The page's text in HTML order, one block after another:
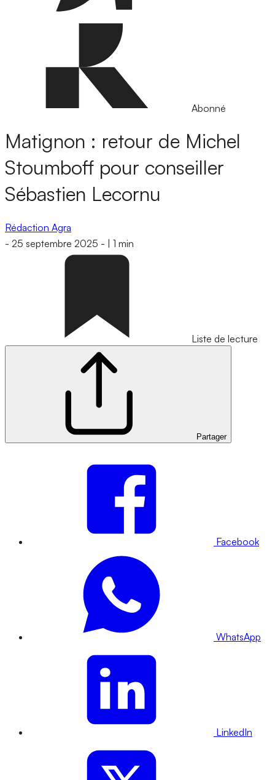
Abonné
Matignon : retour de Michel
Stoumboff pour conseiller
Sébastien Lecornu
Rédaction Agra
- 25 septembre 2025 - 1 min
Liste de lecture
Partager
Facebook
WhatsApp
LinkedIn